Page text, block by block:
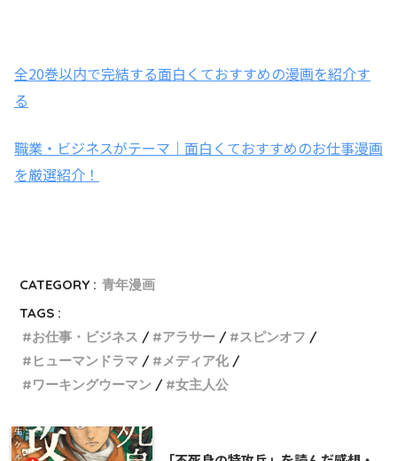
全20巻以内で完結する面白くておすすめの漫画を紹介す
る
職業・ビジネスがテーマ｜面白くておすすめのお仕事漫画
を厳選紹介！
CATEGORY : 青年漫画
TAGS :
お仕事・ビジネス
アラサー
スピンオフ
ヒューマンドラマ
メディア化
ワーキングウーマン
女主人公